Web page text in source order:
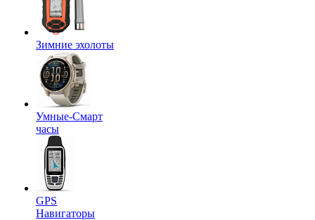
Зимние эхолоты
Умные-Смарт
часы
GPS
Навигаторы